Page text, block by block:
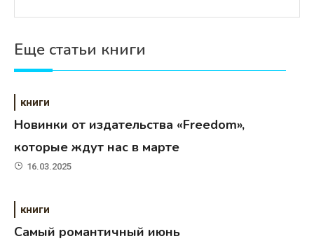
Еще статьи книги
книги
Новинки от издательства «Freedom»,
которые ждут нас в марте
16.03.2025
книги
Самый романтичный июнь